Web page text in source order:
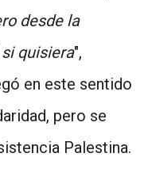
desde la
quisiera",
en este sentido
pero se
Palestina.